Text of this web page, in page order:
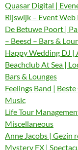
Quasar Digital |
Rijswijk – Event Web
De Betuwe Poort |
– Beesd – Bars &
Happy Wedding DJ
Beachclub At Sea |
Bars & Lounges
Feelings Band |
Music
Life Tour
Miscellaneous
Anne Jacobs | Gezin
Mystery FX |